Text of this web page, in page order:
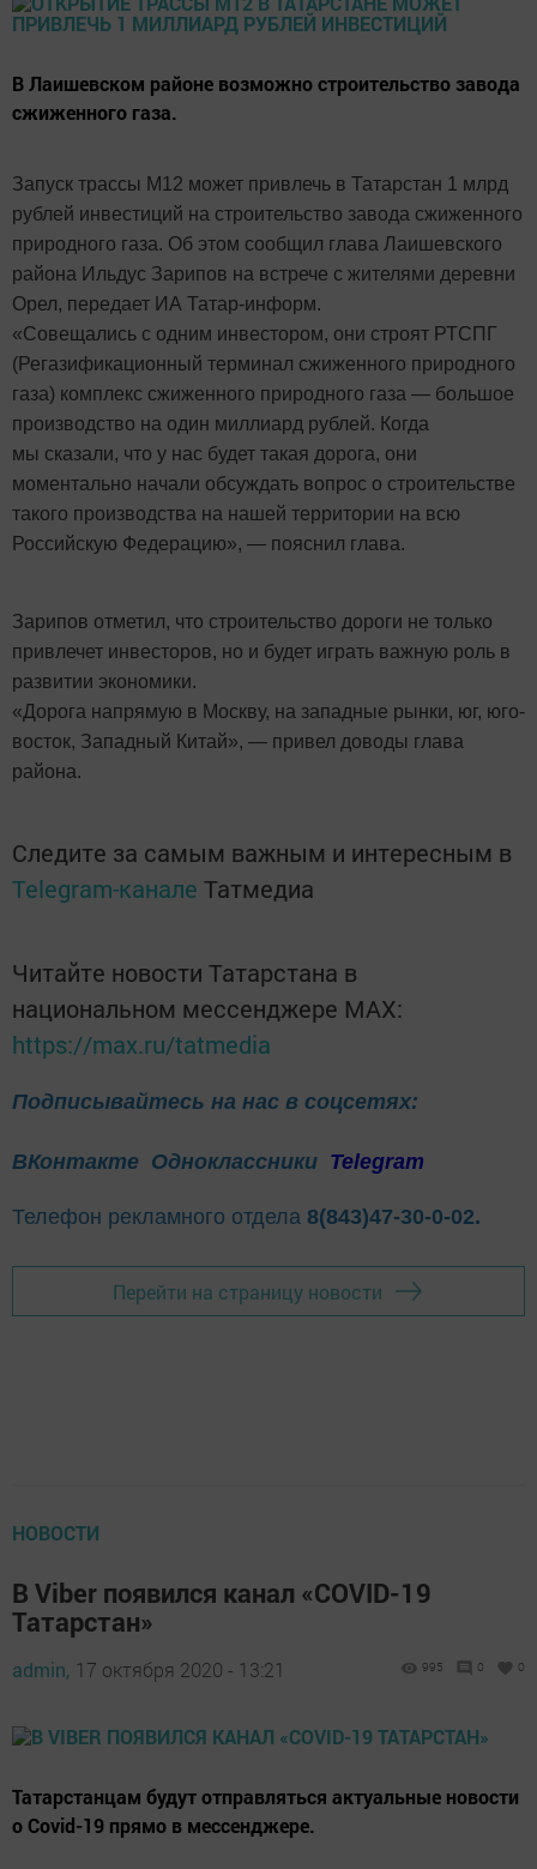
В Лаишевском районе возможно строительство завода
сжиженного газа.
Запуск трассы М12 может привлечь в Татарстан 1 млрд
рублей инвестиций на строительство завода сжиженного
природного газа. Об этом сообщил глава Лаишевского
района Ильдус Зарипов на встрече с жителями деревни
Орел, передает ИА Татар-информ.
«Совещались с одним инвестором, они строят РТСПГ
(Регазификационный терминал сжиженного природного
газа) комплекс сжиженного природного газа — большое
производство на один миллиард рублей. Когда
мы сказали, что у нас будет такая дорога, они
моментально начали обсуждать вопрос о строительстве
такого производства на нашей территории на всю
Российскую Федерацию», — пояснил глава.
Зарипов отметил, что строительство дороги не только
привлечет инвесторов, но и будет играть важную роль в
развитии экономики.
«Дорога напрямую в Москву, на западные рынки, юг, юго-
восток, Западный Китай», — привел доводы глава
района.
Следите за самым важным и интересным в
Telegram-канале Татмедиа
Читайте новости Татарстана в
национальном мессенджере MАХ:
https://max.ru/tatmedia
Подписывайтесь на нас в соцсетях:
ВКонтакте Одноклассники Telegram
Телефон рекламного отдела 8(843)47-30-0-02.
Перейти на страницу новости
НОВОСТИ
В Viber появился канал «COVID-19
Татарстан»
admin, 17 октября 2020 - 13:21 995 0 0
Татарстанцам будут отправляться актуальные новости
о Covid-19 прямо в мессенджере.